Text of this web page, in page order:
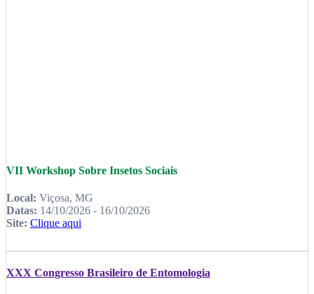
VII Workshop Sobre Insetos Sociais
Local: Viçosa, MG
Datas: 14/10/2026 - 16/10/2026
Site: Clique aqui
XXX Congresso Brasileiro de Entomologia